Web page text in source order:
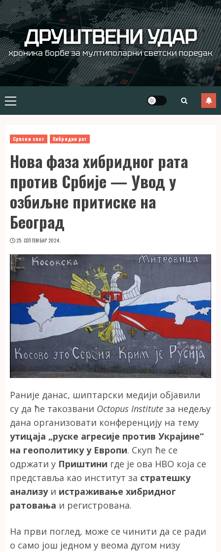
Skip
to
content ДРУШТВЕНИ УДАР
хроника борбе за мултиполарни светски поредак
Primary
Menu
Српски свет Хибридни рат
Нова фаза хибридног рата
против Србије — Увод у
озбиљне притиске на
Београд
25. СЕПТЕМБАР 2024.
Раније данас, шиптарски медији објавили
су да ће такозвани Octopus Institute за недељу
дана организовати конференцију на тему
утицаја „руске агресије против Украјине“
на геополитику у Европи. Скуп ће се
одржати у Приштини где је ова НВО која се
представља као институт за стратешку
анализуи истраживање хибридног
ратовања и регистрована.
На први поглед, може се чинити да се ради
о само још једном у веома дугом низу